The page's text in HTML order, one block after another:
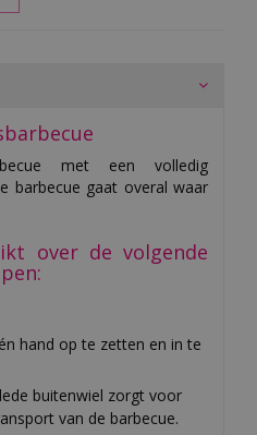
met een volledig
barbecue gaat overal waar
over de volgende
hand op te zetten en in te
buitenwiel zorgt voor
van de barbecue.